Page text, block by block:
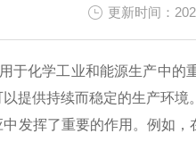
更新时间：
于化学工业和能源生产中的
提供持续而稳定的生产环境。
挥了重要的作用。例如，